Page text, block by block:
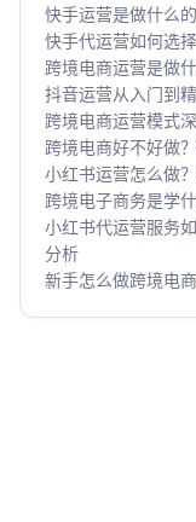
快手运营是做什么
快手代运营如何选
跨境电商运营是做
抖音运营从入门到
跨境电商运营模式
跨境电商好不好做
小红书运营怎么做
跨境电子商务是学
小红书代运营服务
分析
新手怎么做跨境电